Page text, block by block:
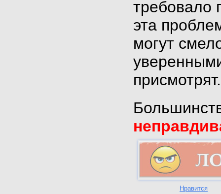
требовало
эта
могут
присмотрят.
Нравится